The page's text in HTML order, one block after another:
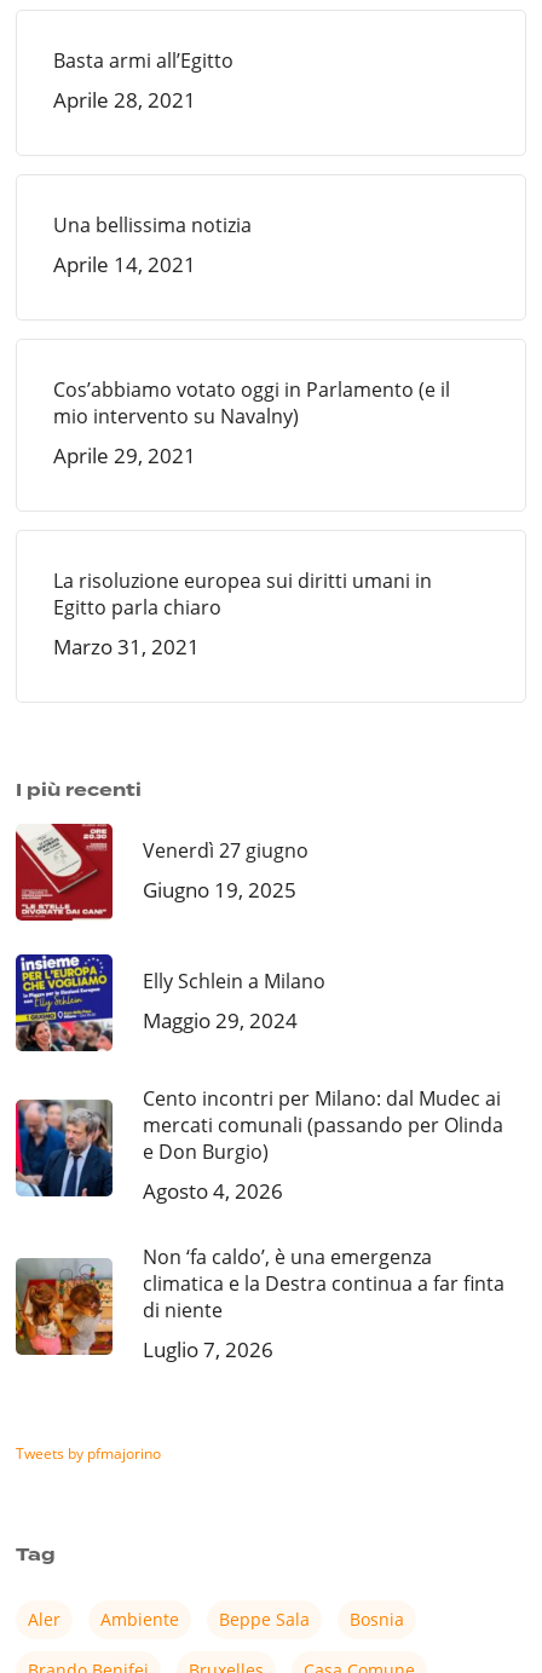
Basta armi all’Egitto
Aprile 28, 2021
Una bellissima notizia
Aprile 14, 2021
Cos’abbiamo votato oggi in Parlamento (e il
mio intervento su Navalny)
Aprile 29, 2021
La risoluzione europea sui diritti umani in
Egitto parla chiaro
Marzo 31, 2021
I più recenti
Venerdì 27 giugno
Giugno 19, 2025
Elly Schlein a Milano
Maggio 29, 2024
Cento incontri per Milano: dal Mudec ai
mercati comunali (passando per Olinda
e Don Burgio)
Agosto 4, 2026
Non ‘fa caldo’, è una emergenza
climatica e la Destra continua a far finta
di niente
Luglio 7, 2026
Tweets by pfmajorino
Tag
Aler Ambiente Beppe Sala Bosnia